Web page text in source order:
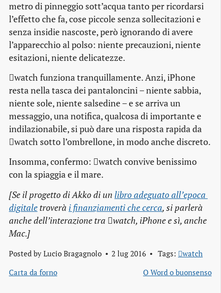
metro di pinneggio sott’acqua tanto per ricordarsi
l’effetto che fa, cose piccole senza sollecitazioni e
senza insidie nascoste, però ignorando di avere
l’apparecchio al polso: niente precauzioni, niente
esitazioni, niente delicatezze.
watch funziona tranquillamente. Anzi, iPhone
resta nella tasca dei pantaloncini – niente sabbia,
niente sole, niente salsedine – e se arriva un
messaggio, una notifica, qualcosa di importante e
indilazionabile, si può dare una risposta rapida da
watch sotto l’ombrellone, in modo anche discreto.
Insomma, confermo: watch convive benissimo
con la spiaggia e il mare.
[Se il progetto di Akko di un libro adeguato all’epoca
digitale troverà i finanziamenti che cerca, si parlerà
anche dell’interazione tra watch, iPhone e sì, anche
Mac.]
Posted by Lucio Bragagnolo 2 lug 2016 Tags: watch
Carta da forno
O Word o buonsenso